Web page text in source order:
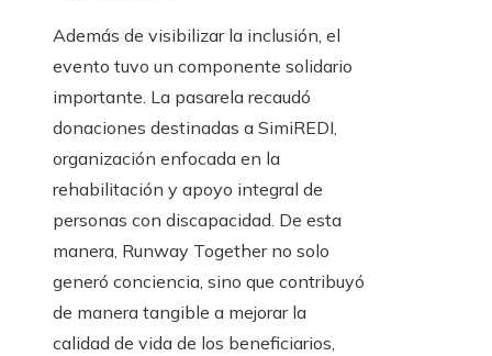
Además de visibilizar la inclusión, el
evento tuvo un componente solidario
importante. La pasarela recaudó
donaciones destinadas a SimiREDI,
organización enfocada en la
rehabilitación y apoyo integral de
personas con discapacidad. De esta
manera, Runway Together no solo
generó conciencia, sino que contribuyó
de manera tangible a mejorar la
calidad de vida de los beneficiarios,